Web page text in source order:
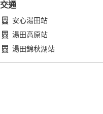
交通
安心湯田站
湯田高原站
湯田錦秋湖站